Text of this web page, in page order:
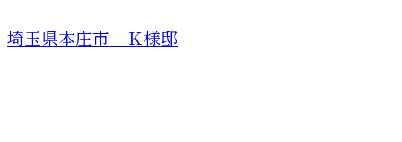
埼玉県本庄市 Ｋ様邸